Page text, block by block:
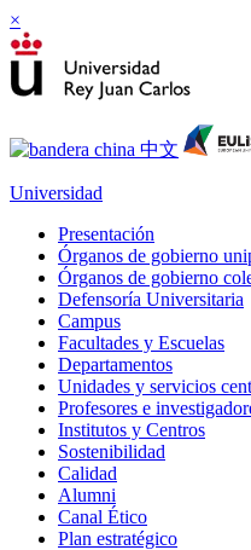
×
Universidad
Presentación
Órganos de gobierno
Órganos de gobierno
Defensoría Universitaria
Campus
Facultades y Escuelas
Departamentos
Unidades y servicios
Profesores e
Institutos y Centros
Sostenibilidad
Calidad
Alumni
Canal Ético
Plan estratégico